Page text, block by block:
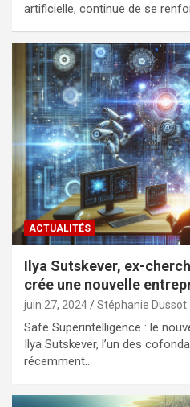
artificielle, continue de se
ACTUALITÉS
Ilya Sutskever, ex-
crée une nouvelle
juin 27, 2024 Stéphanie Dussot
Safe Superintelligence : le
Ilya Sutskever, l’un des
récemment…